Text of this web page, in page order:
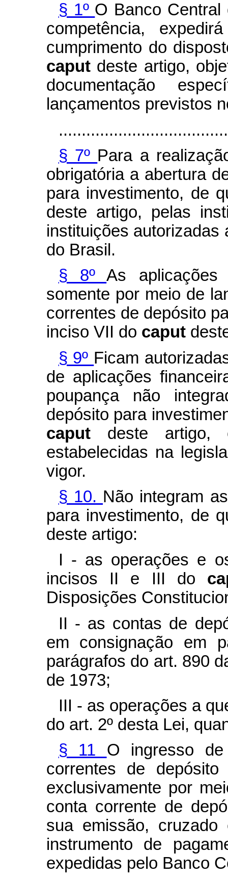
§ 1º O Banco
competência,
cumprimento do
caput deste artigo,
documentação
lançamentos previstos
§ 7º Para a
obrigatória a abertura
para investimento, de
deste artigo, pelas
instituições autorizadas
do Brasil.
§ 8ºAs aplicações
somente por meio de
correntes de depósito
inciso VII do caput
§ 9º Ficam
de aplicações
poupança não
depósito para
caput deste artigo,
estabelecidas na
vigor.
§ 10. Não integram
para investimento, de
deste artigo:
I - as operações e
incisos II e III do
Disposições
II - as contas de
em consignação em
parágrafos do art. 890
de 1973;
III - as operações a
do art. 2º desta Lei,
§ 11 O ingresso
correntes de
exclusivamente por
conta corrente de
sua emissão,
instrumento de
expedidas pelo Banco